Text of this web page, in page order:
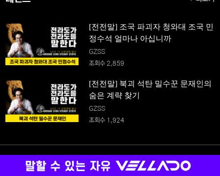
[전전말] 조국 파괴자 청와대 조국 민
정수석 얼마나 아십니까
GZSS
조회수 2,859
[전전말] 북괴 석탄 밀수꾼 문재인의
숨은 계략 찾기
GZSS
조회수 1,924